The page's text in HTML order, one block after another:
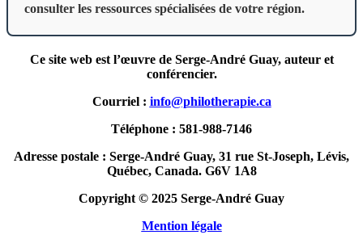
consulter les ressources spécialisées de votre région.
Ce site web est l’œuvre de Serge-André Guay, auteur et
conférencier.
Courriel : info@philotherapie.ca
Téléphone : 581-988-7146
Adresse postale : Serge-André Guay, 31 rue St-Joseph, Lévis,
Québec, Canada. G6V 1A8
Copyright © 2025 Serge-André Guay
Mention légale